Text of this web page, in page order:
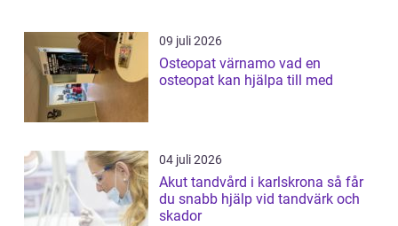
09 juli 2026
Osteopat värnamo vad en
osteopat kan hjälpa till med
04 juli 2026
Akut tandvård i karlskrona så får
du snabb hjälp vid tandvärk och
skador